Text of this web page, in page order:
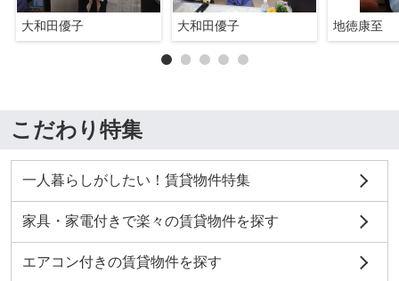
大和田優子 大和田優子 地徳康至
こだわり特集
一人暮らしがしたい！賃貸物件特集
家具・家電付きで楽々の賃貸物件を探す
エアコン付きの賃貸物件を探す